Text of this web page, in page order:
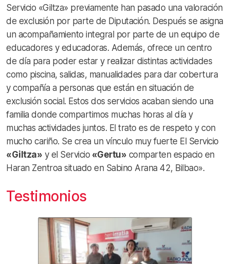
Servicio «Giltza» previamente han pasado una valoración
de exclusión por parte de Diputación. Después se asigna
un acompañamiento integral por parte de un equipo de
educadores y educadoras. Además, ofrece un centro
de día para poder estar y realizar distintas actividades
como piscina, salidas, manualidades para dar cobertura
y compañía a personas que están en situación de
exclusión social. Estos dos servicios acaban siendo una
familia donde compartimos muchas horas al día y
muchas actividades juntos. El trato es de respeto y con
mucho cariño. Se crea un vínculo muy fuerte El Servicio
«Giltza» y el Servicio «Gertu» comparten espacio en
Haran Zentroa situado en Sabino Arana 42, Bilbao».
Testimonios